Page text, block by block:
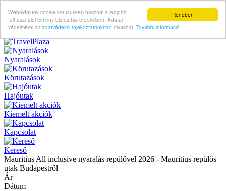
Rendben
Weboldalunk cookie-kat (sütiket) használ a legjobb
felhasználói élmény biztosítás érdekében. Adatai
védelméröl az adatvédelmi tájékoztatónkban olvashat. További információ
Nyaralások
Körutazások
Hajóutak
Kiemelt akciók
Kapcsolat
Kereső
Mauritius All inclusive nyaralás repülővel 2026 - Mauritius repülős
utak Budapestről
Ár
Dátum